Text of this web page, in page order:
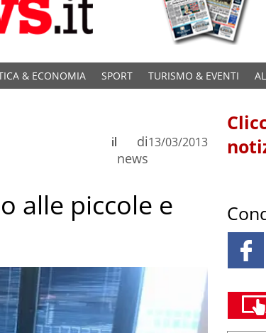
& ECONOMIA SPORT TURISMO & EVENTI
di
news
il 13/03/2013
alle piccole e